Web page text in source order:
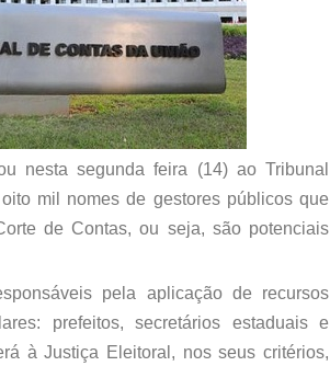
nesta segunda feira (14) ao Tribunal
mil nomes de gestores públicos que
de Contas, ou seja, são potenciais
pela aplicação de recursos
prefeitos, secretários estaduais e
à Justiça Eleitoral, nos seus critérios,